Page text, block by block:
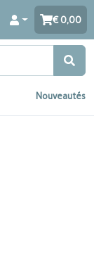
0,00
Nouveautés